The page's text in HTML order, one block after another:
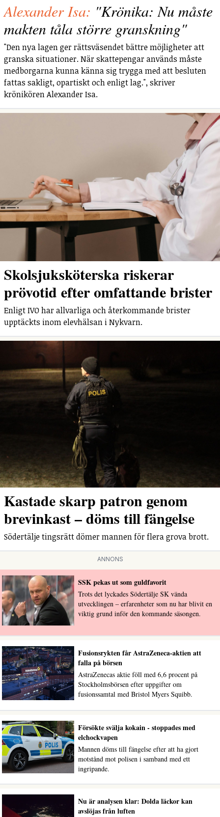
Alexander Isa: "Krönika: Nu måste
makten tåla större granskning"
"Den nya lagen ger rättsväsendet bättre möjligheter att
granska situationer. När skattepengar används måste
medborgarna kunna känna sig trygga med att besluten
fattas sakligt, opartiskt och enligt lag.", skriver
krönikören Alexander Isa.
Skolsjuksköterska riskerar
prövotid efter omfattande brister
Enligt IVO har allvarliga och återkommande brister
upptäckts inom elevhälsan i Nykvarn.
Kastade skarp patron genom
brevinkast – döms till fängelse
Södertälje tingsrätt dömer mannen för flera grova brott.
ANNONS
SSK pekas ut som guldfavorit
Trots det lyckades Södertälje SK vända
utvecklingen – erfarenheter som nu har blivit en
viktig grund inför den kommande säsongen.
Fusionsrykten får AstraZeneca-aktien att
falla på börsen
AstraZenecas aktie föll med 6,6 procent på
Stockholmsbörsen efter uppgifter om
fusionssamtal med Bristol Myers Squibb.
Försökte svälja kokain - stoppades med
elchockvapen
Mannen döms till fängelse efter att ha gjort
motstånd mot polisen i samband med ett
ingripande.
Nu är analysen klar: Dolda läckor kan
avslöjas från luften